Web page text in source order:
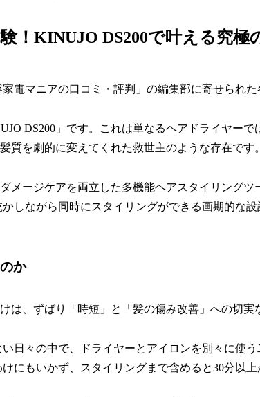
！KINUJO DS200で叶える究極
電マニアの口コミ・評判」の編集部に寄せられた
DS200」です。これは単なるヘアドライヤー
質を劇的に変えてくれた救世主のような存在です。
メージケアを両立した多機能ヘアスタイリング
しながら同時にスタイリングができる画期的な
か
は、ずばり「時短」と「髪の傷み改善」への切実
日々の中で、ドライヤーとアイロンを別々に使う
にもいかず、スタイリングまで含めると30分以上